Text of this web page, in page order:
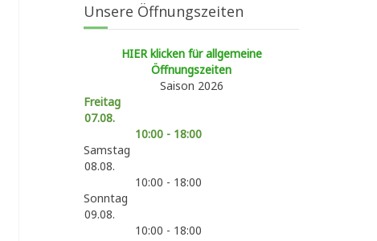
Unsere Öffnungszeiten
HIER klicken für allgemeine
Öffnungszeiten
Saison 2026
Freitag
07.08.
10:00 - 18:00
Samstag
08.08.
10:00 - 18:00
Sonntag
09.08.
10:00 - 18:00